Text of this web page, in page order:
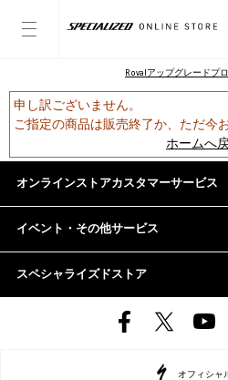
Rovalアップグレードプ
申し訳ございません。
ご指定の商品は販売終了か、ただ今
ホームへ
オンラインストアカスタマーサービス
イベント・その他サービス
スペシャライズドストア
オフィシャ